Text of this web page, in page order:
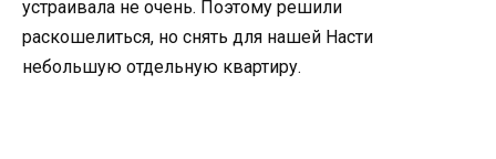
устраивала не очень. Поэтому решили
раскошелиться, но снять для нашей Насти
небольшую отдельную квартиру.